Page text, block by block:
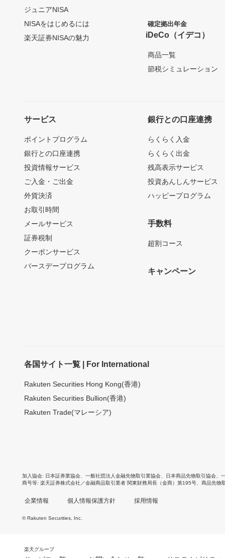
ジュニアNISA
NISAをはじめるには
楽天証券NISAの魅力
確定拠出年金
iDeCo（イデコ）
商品一覧
節税シミュレーション
サービス
ポイントプログラム
銀行との口座連携
投資情報サービス
ご入金・ご出金
外貨決済
お取引時間
メールサービス
証券税制
クーポンサービス
バースデープログラム
銀行との口座連携
らくらく入金
らくらく出金
残高表示サービス
投資あんしんサービス
ハッピープログラム
手数料
超割コース
キャンペーン
各国サイト一覧 | For International
Rakuten Securities Hong Kong(香港)
Rakuten Securities Bullion(香港)
Rakuten Trade(マレーシア)
加入協会 日本証券業協会 一般社団法人金融先物取引業協会 日本商品先物取引協会
商号等 楽天証券株式会社／金融商品取引業者 関東財務局長（金商）第195号、商品先物
企業情報 個人情報保護方針 採用情報
© Rakuten Securities, Inc.
楽天グループ